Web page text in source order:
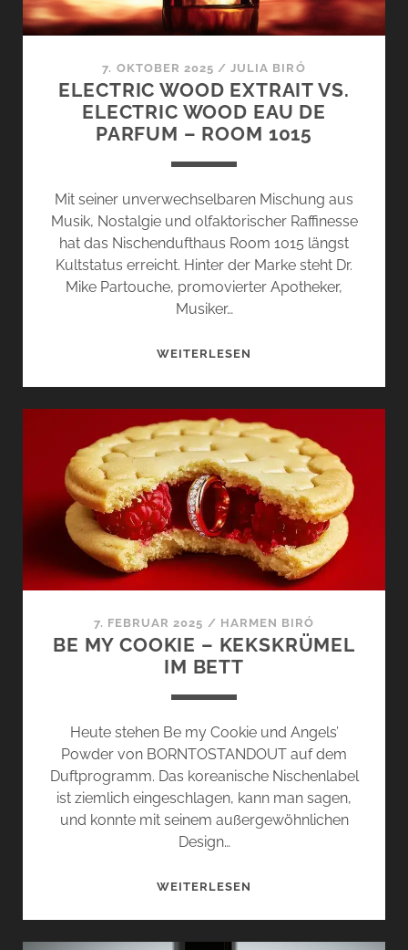
7. OKTOBER 2025 /JULIA BIRÓ
ELECTRIC WOOD EXTRAIT VS.
ELECTRIC WOOD EAU DE
PARFUM – ROOM 1015
Mit seiner unverwechselbaren Mischung aus
Musik, Nostalgie und olfaktorischer Raffinesse
hat das Nischendufthaus Room 1015 längst
Kultstatus erreicht. Hinter der Marke steht Dr.
Mike Partouche, promovierter Apotheker,
Musiker…
WEITERLESEN
ELECTRIC
WOOD
EAU
DE
PARFUM
–
ROOM
1015
7. FEBRUAR 2025 / HARMEN BIRÓ
BE MY COOKIE – KEKSKRÜMEL
IM BETT
Heute stehen Be my Cookie und Angels’
Powder von BORNTOSTANDOUT auf dem
Duftprogramm. Das koreanische Nischenlabel
ist ziemlich eingeschlagen, kann man sagen,
und konnte mit seinem außergewöhnlichen
Design…
WEITERLESEN